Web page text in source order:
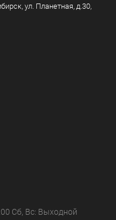
ул. Планетная, д.30,
Сб, Вс: Выходной